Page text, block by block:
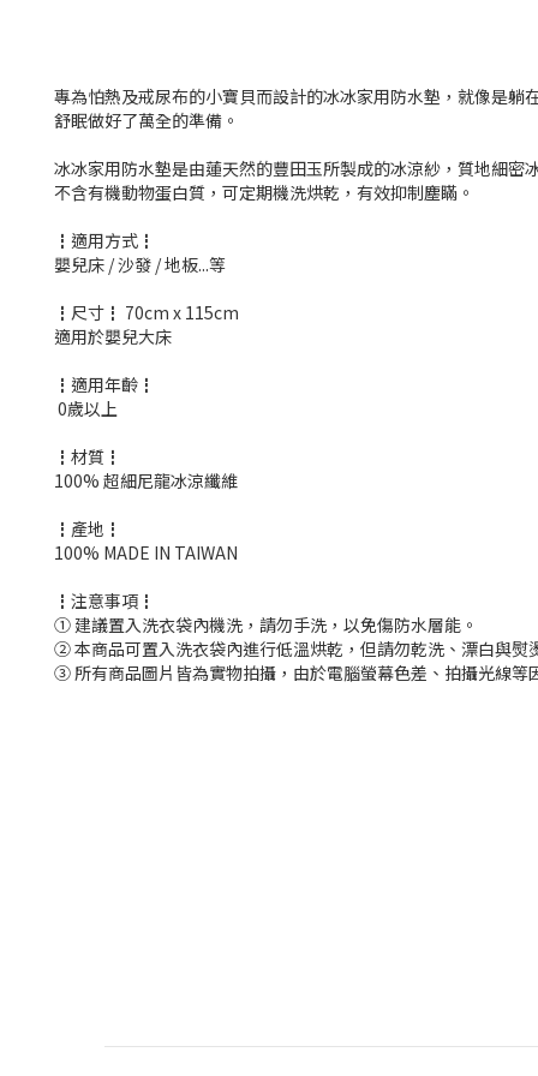
專為怕熱及戒尿布的小寶貝而設計的冰冰家用防水墊，就像是
舒眠做好了萬全的準備。
冰冰家用防水墊是由蓮天然的豐田玉所製成的冰涼紗，質地細
不含有機動物蛋白質，可定期機洗烘乾，有效抑制塵瞞。
┇適用方式┇
嬰兒床 / 沙發 / 地板...等
┇尺寸┇ 70cm x 115cm
適用於嬰兒大床
┇適用年齡┇
0歲以上
┇材質┇
100% 超細尼龍冰涼纖維
┇產地┇
100% MADE IN TAIWAN
┇注意事項┇
① 建議置入洗衣袋內機洗，請勿手洗，以免傷防水層能。
② 本商品可置入洗衣袋內進行低溫烘乾，但請勿乾洗、漂白與
③ 所有商品圖片皆為實物拍攝，由於電腦螢幕色差、拍攝光線